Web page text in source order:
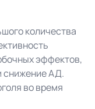
количества
эффектов,
снижение АД.
во время